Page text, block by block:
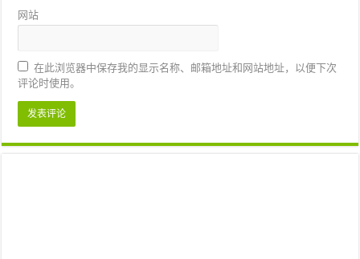
网站
在此浏览器中保存我的显示名称、邮箱地址和网站地址，以便下次
评论时使用。